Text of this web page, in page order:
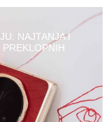
NAJTANJA I
PREKLOPNIH